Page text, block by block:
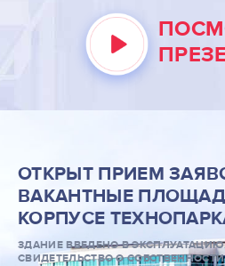
УСЛУГИ РЕЗИДЕНТОВ
О НАС
ПОИСК ПО САЙТУ
ОТКРЫТ ПРИЕМ
ВАКАНТНЫЕ
КОРПУСЕ
ЗДАНИЕ ВВЕДЕНО В
СВИДЕТЕЛЬСТВО О